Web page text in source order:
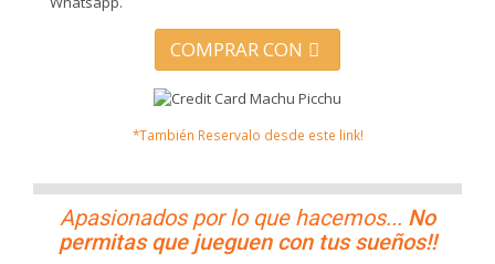
COMPRAR CON
*También Reservalo desde este link!
Apasionados por lo que hacemos... No
permitas que jueguen con tus sueños!!